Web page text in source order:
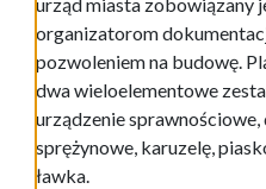
urząd miasta zobowiązany
organizatorom
pozwoleniem na budowę.
dwa wieloelementowe
urządzenie
sprężynowe, karuzelę,
ławka.